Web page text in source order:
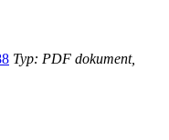
Typ: PDF dokument,